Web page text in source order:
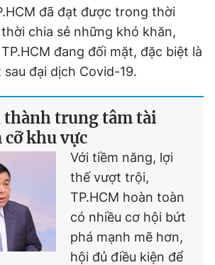
đã đạt được trong thời
chia sẻ những khó khăn,
đang đối mặt, đặc biệt là
đại dịch Covid-19.
trung tâm tài
khu vực
Với tiềm năng, lợi
thế vượt trội,
TP.HCM hoàn toàn
có nhiều cơ hội bứt
phá mạnh mẽ hơn,
hội đủ điều kiện để